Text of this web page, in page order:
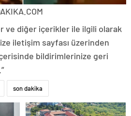
ve diğer içerikler ile ilgili olarak
iletişim sayfası üzerinden
bildirimlerinize geri
son dakika